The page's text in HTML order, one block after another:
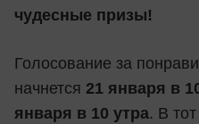
чудесные призы!
Голосование за
начнется 21 января в
января в 10 утра. В